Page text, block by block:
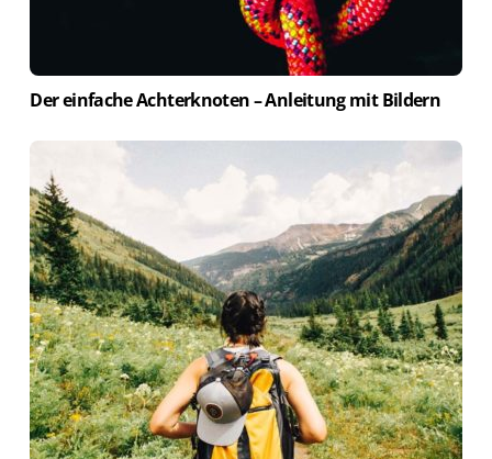
Der einfache Achterknoten – Anleitung mit Bildern